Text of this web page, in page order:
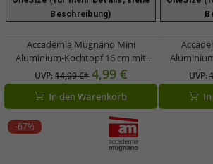
Beschreibung)
Accademia Mugnano Mini
Aluminium-Kochtopf 16 cm mit
Glasdeckel Antihaftbeschichtet
Made in Italy Schwarz
UVP:14,99 €* 4,99 €
In den Warenkorb
UVP:
-67%